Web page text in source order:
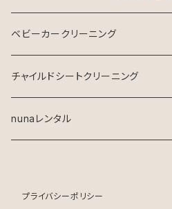
ベビーカークリーニング
チャイルドシートクリーニング
nunaレンタル
ベビーカー
プライバシーポリシー